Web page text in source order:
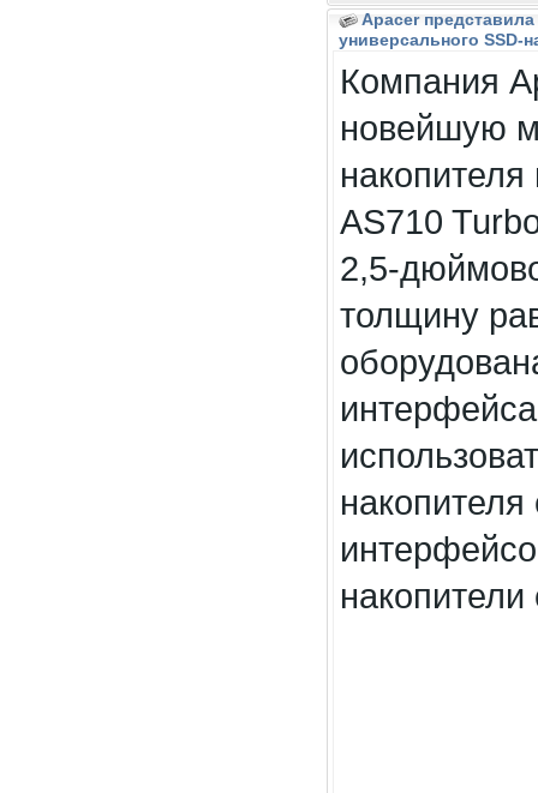
Apacer
универсального SSD-
Компания
новейшую
AS710
2,5-
толщину